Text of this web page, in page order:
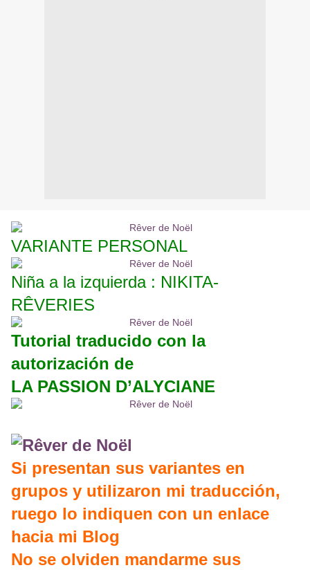
VARIANTE PERSONAL
Niña a la izquierda : NIKITA-
RÊVERIES
Tutorial traducido con la
autorización de
LA PASSION D’ALYCIANE
Si presentan sus variantes en
grupos y utilizaron mi traducción,
ruego lo indiquen con un enlace
hacia mi Blog
No se olviden mandarme sus